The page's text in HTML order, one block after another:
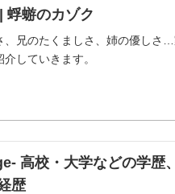
蜉蝣のカゾク
、兄のたくましさ、姉の優しさ
していきます。
高校・大学などの学歴
歴